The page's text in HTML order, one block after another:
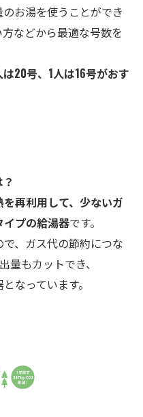
お湯を使うことができ
などから最適な号数を
20号、1人は16号がおす
再利用して、少ないガ
イプの給湯器です。
、ガス代の節約につな
量もカットでき、
なっています。